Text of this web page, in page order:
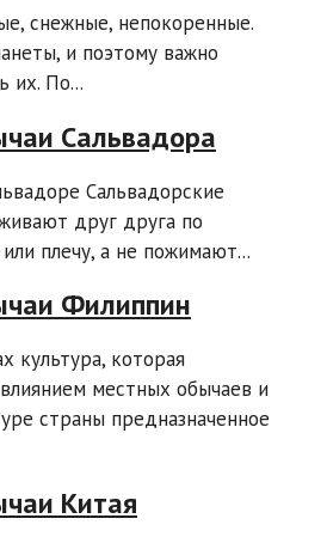
снежные, непокоренные.
и поэтому важно
их. По...
Сальвадора
Сальвадорские
друг друга по
плечу, а не пожимают...
Филиппин
культура, которая
местных обычаев и
страны предназначенное
Китая